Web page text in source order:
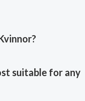
?
suitable for any